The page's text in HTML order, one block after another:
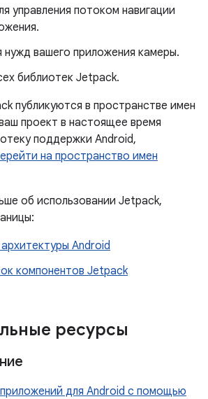
управления потоком навигации
нужд вашего приложения камеры.
библиотек Jetpack.
публикуются в пространстве имен
проект в настоящее время
поддержки Android,
на пространство имен
об использовании Jetpack,
Android
компонентов Jetpack
ресурсы
для Android с помощью